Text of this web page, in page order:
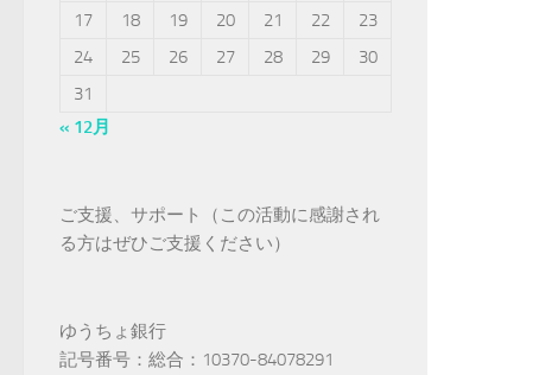
17
18 19 20 21 22
23
24
25 26 27 28 29
30
31
« 12月
ご支援、サポート（この活動に感謝され
る方はぜひご支援ください）
ゆうちょ銀行
記号番号：総合：10370-84078291